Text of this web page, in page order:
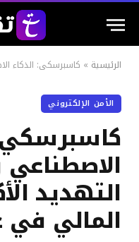
الرئيسية » كاسبرسكي: الذكاء الاصطناعي
الأمن الإلكتروني
كاسبرسكي:
الاصطناعي
التهديد
المالي في